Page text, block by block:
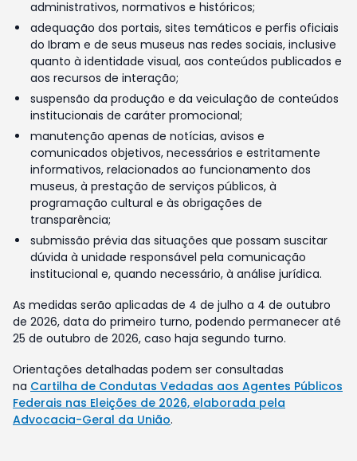
administrativos, normativos e históricos;
adequação dos portais, sites temáticos e perfis oficiais
do Ibram e de seus museus nas redes sociais, inclusive
quanto à identidade visual, aos conteúdos publicados e
aos recursos de interação;
suspensão da produção e da veiculação de conteúdos
institucionais de caráter promocional;
manutenção apenas de notícias, avisos e
comunicados objetivos, necessários e estritamente
informativos, relacionados ao funcionamento dos
museus, à prestação de serviços públicos, à
programação cultural e às obrigações de
transparência;
submissão prévia das situações que possam suscitar
dúvida à unidade responsável pela comunicação
institucional e, quando necessário, à análise jurídica.
As medidas serão aplicadas de 4 de julho a 4 de outubro
de 2026, data do primeiro turno, podendo permanecer até
25 de outubro de 2026, caso haja segundo turno.
Orientações detalhadas podem ser consultadas
na Cartilha de Condutas Vedadas aos Agentes Públicos
Federais nas Eleições de 2026, elaborada pela
Advocacia-Geral da União.